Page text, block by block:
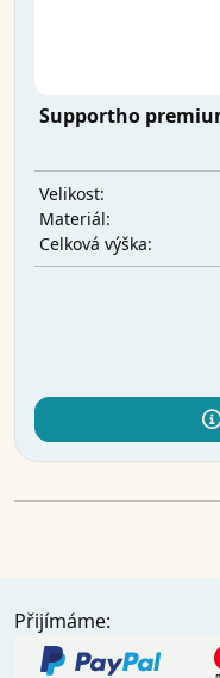
Supportho
Velikost:
Materiál:
Celková výška:
Přijímáme: